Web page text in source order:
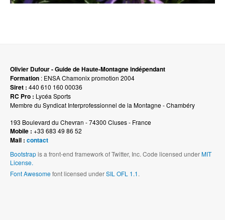
Olivier Dufour - Guide de Haute-Montagne indépendant
Formation : ENSA Chamonix promotion 2004
Siret : 440 610 160 00036
RC Pro : Lycéa Sports
Membre du Syndicat Interprofessionnel de la Montagne - Chambéry
193 Boulevard du Chevran - 74300 Cluses - France
Mobile : +33 683 49 86 52
Mail : contact
Bootstrapis a front-end framework of Twitter, Inc. Code licensed underMIT
License.
Font Awesomefont licensed underSIL OFL 1.1.